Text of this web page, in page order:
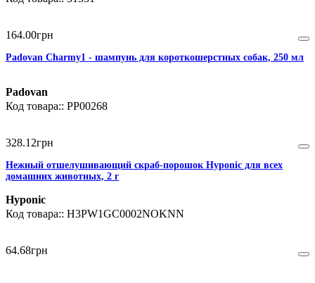
164.00грн
Padovan Charmy1 - шампунь для короткошерстных собак, 250 мл
Padovan
PP00268
328.12грн
Нежный отшелушивающий скраб-порошок Hyponic для всех
домашних животных, 2 г
Hyponic
H3PW1GC0002NOKNN
64.68грн